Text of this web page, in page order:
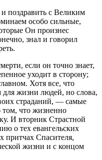
и поздравить с Великим
особо сильные,
Он произнес
знал и говорил
если он точно знает,
уходит в сторону;
Хотя все, что
жизни людей, но слова,
страданий, — самые
том, что жизненно
И вторник Страстной
о тех евангельских
притчах Спасителя,
жизни и с концом